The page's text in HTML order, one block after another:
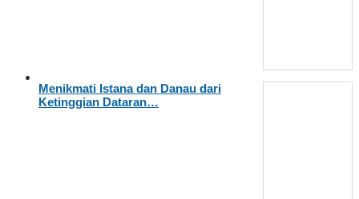
Menikmati Istana dan Danau dari
Ketinggian Dataran…